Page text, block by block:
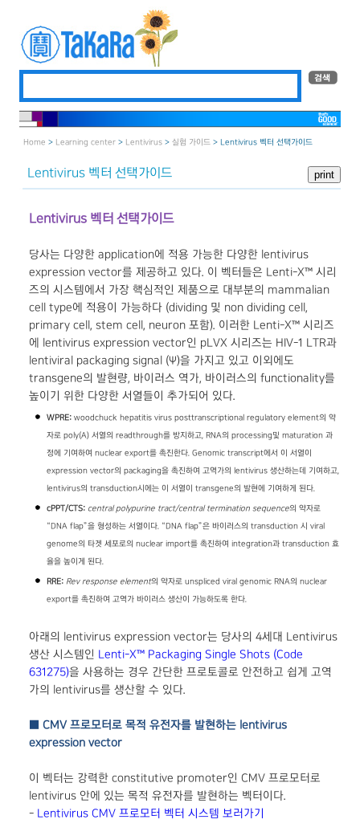
Home > Learning center > Lentivirus > 실험 가이드 > Lentivirus 벡터 선택가이드
Lentivirus 벡터 선택가이드
Lentivirus 벡터 선택가이드
당사는 다양한 application에 적용 가능한 다양한 lentivirus
expression vector를 제공하고 있다. 이 벡터들은 Lenti-X™ 시리
즈의 시스템에서 가장 핵심적인 제품으로 대부분의 mammalian
cell type에 적용이 가능하다 (dividing 및 non dividing cell,
primary cell, stem cell, neuron 포함). 이러한 Lenti-X™ 시리즈
에 lentivirus expression vector인 pLVX 시리즈는 HIV-1 LTR과
lentiviral packaging signal (Ψ)을 가지고 있고 이외에도
transgene의 발현량, 바이러스 역가, 바이러스의 functionality를
높이기 위한 다양한 서열들이 추가되어 있다.
WPRE: woodchuck hepatitis virus posttranscriptional regulatory element의 약
자로 poly(A) 서열의 readthrough를 방지하고, RNA의 processing및 maturation 과
정에 기여하여 nuclear export를 촉진한다. Genomic transcript에서 이 서열이
expression vector의 packaging을 촉진하여 고역가의 lentivirus 생산하는데 기여하고,
lentivirus의 transduction시에는 이 서열이 transgene의 발현에 기여하게 된다.
cPPT/CTS: central polypurine tract/central termination sequence의 약자로
“DNA flap”을 형성하는 서열이다. “DNA flap”은 바이러스의 transduction 시 viral
genome의 타겟 세포로의 nuclear import를 촉진하여 integration과 transduction 효
율을 높이게 된다.
RRE: Rev response element의 약자로 unspliced viral genomic RNA의 nuclear
export를 촉진하여 고역가 바이러스 생산이 가능하도록 한다.
아래의 lentivirus expression vector는 당사의 4세대 Lentivirus
생산 시스템인 Lenti-X™ Packaging Single Shots (Code
631275)을 사용하는 경우 간단한 프로토콜로 안전하고 쉽게 고역
가의 lentivirus를 생산할 수 있다.
■ CMV 프로모터로 목적 유전자를 발현하는 lentivirus
expression vector
이 벡터는 강력한 constitutive promoter인 CMV 프로모터로
lentivirus 안에 있는 목적 유전자를 발현하는 벡터이다.
- Lentivirus CMV 프로모터 벡터 시스템 보러가기